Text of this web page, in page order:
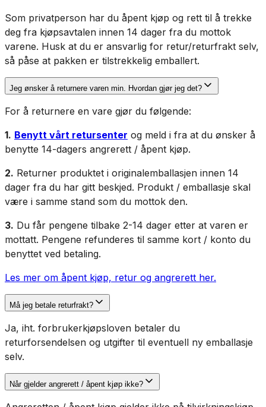
Som privatperson har du åpent kjøp og rett til å trekke
deg fra kjøpsavtalen innen 14 dager fra du mottok
varene. Husk at du er ansvarlig for retur/returfrakt selv,
så påse at pakken er tilstrekkelig emballert.
Jeg ønsker å returnere varen min. Hvordan gjør jeg det?
For å returnere en vare gjør du følgende:
1. Benytt vårt retursenter og meld i fra at du ønsker å
benytte 14-dagers angrerett / åpent kjøp.
2. Returner produktet i originalemballasjen innen 14
dager fra du har gitt beskjed. Produkt / emballasje skal
være i samme stand som du mottok den.
3. Du får pengene tilbake 2-14 dager etter at varen er
mottatt. Pengene refunderes til samme kort / konto du
benyttet ved betaling.
Les mer om åpent kjøp, retur og angrerett her.
Må jeg betale returfrakt?
Ja, iht. forbrukerkjøpsloven betaler du
returforsendelsen og utgifter til eventuell ny emballasje
selv.
Når gjelder angrerett / åpent kjøp ikke?